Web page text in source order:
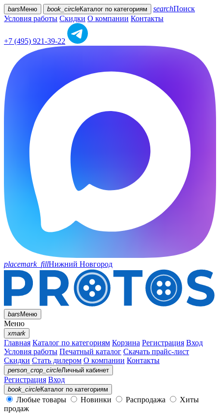
bars Меню book_circleКаталог по категориям searchПоиск
Условия работы Скидки О компании Контакты
+7 (495) 921-39-22
placemark_fillНижний Новгород
barsМеню
Меню
xmark
Главная Каталог по категориям Корзина Регистрация Вход
Условия работы Печатный каталог Скачать прайс-лист
Скидки Стать дилером О компании Контакты
person_crop_circleЛичный кабинет
Регистрация Вход
book_circleКаталог по категориям
Любые товары Новинки Распродажа
Хиты
продаж